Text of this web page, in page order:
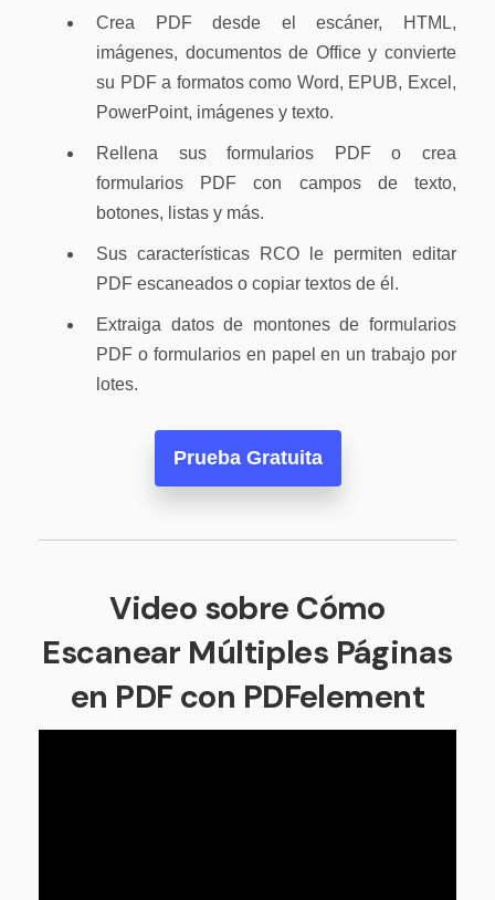
Crea PDF desde el escáner, HTML,
imágenes, documentos de Office y convierte
su PDF a formatos como Word, EPUB, Excel,
PowerPoint, imágenes y texto.
Rellena sus formularios PDF o crea
formularios PDF con campos de texto,
botones, listas y más.
Sus características RCO le permiten editar
PDF escaneados o copiar textos de él.
Extraiga datos de montones de formularios
PDF o formularios en papel en un trabajo por
lotes.
Prueba Gratuita
Video sobre Cómo
Escanear Múltiples Páginas
en PDF con PDFelement